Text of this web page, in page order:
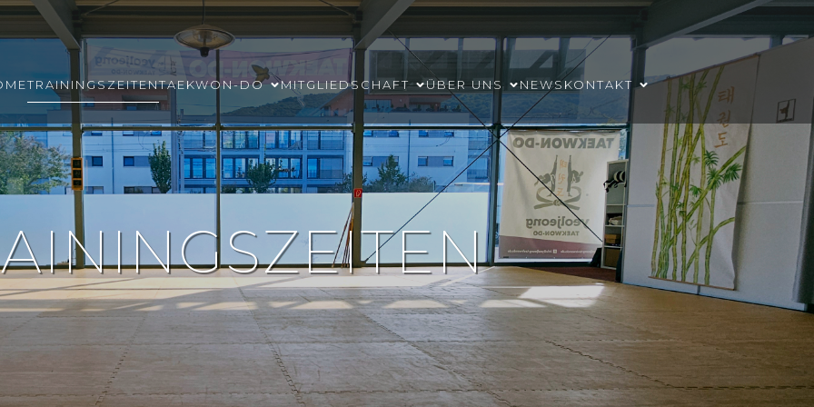
TRAININGSZEITENTAEKWON-DO MITGLIEDSCHAFT ÜBER UNS NEWSKONTAKT